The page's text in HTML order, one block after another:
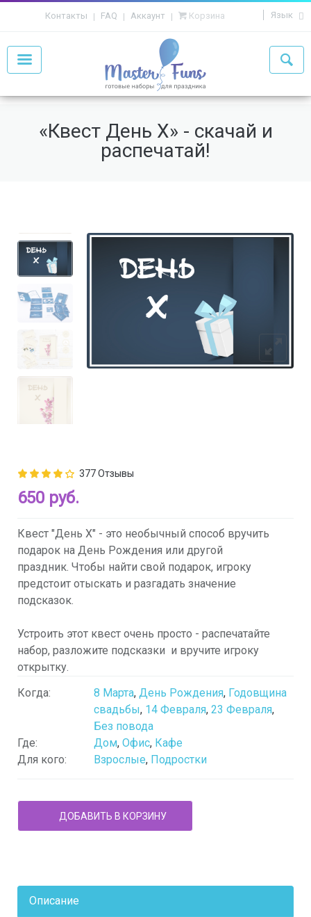
Контакты FAQ Аккаунт Корзина Язык
«Квест День Х» - скачай и
распечатай!
377 Отзывы
650 руб.
Квест "День Х" - это необычный способ вручить
подарок на День Рождения или другой
праздник. Чтобы найти свой подарок, игроку
предстоит отыскать и разгадать значение
подсказок.
Устроить этот квест очень просто - распечатайте
набор, разложите подсказки и вручите игроку
открытку.
Когда:
8 Марта, День Рождения, Годовщина
свадьбы, 14 Февраля, 23 Февраля,
Без повода
Где:
Дом, Офис, Кафе
Для кого:
Взрослые, Подростки
Описание